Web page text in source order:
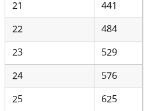
441
21
484
22
529
23
576
24
625
25